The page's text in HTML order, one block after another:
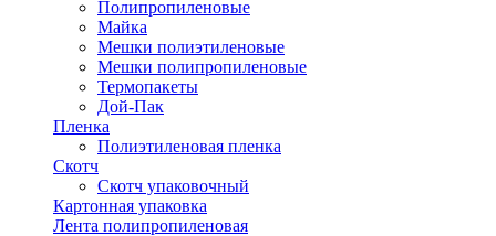
Полипропиленовые
Майка
Мешки полиэтиленовые
Мешки полипропиленовые
Термопакеты
Дой-Пак
Пленка
Полиэтиленовая пленка
Скотч
Скотч упаковочный
Картонная упаковка
Лента полипропиленовая